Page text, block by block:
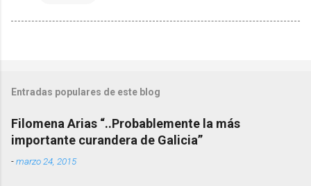
Entradas populares de este blog
Filomena Arias “..Probablemente la más
importante curandera de Galicia”
-marzo 24, 2015